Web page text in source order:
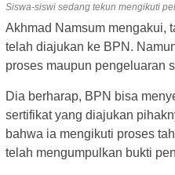
Siswa-siswi sedang tekun mengikuti
Akhmad Namsum mengakui,
telah diajukan ke BPN.
proses maupun pengeluaran
Dia berharap, BPN bisa
sertifikat yang diajukan
bahwa ia mengikuti proses
telah mengumpulkan bukti